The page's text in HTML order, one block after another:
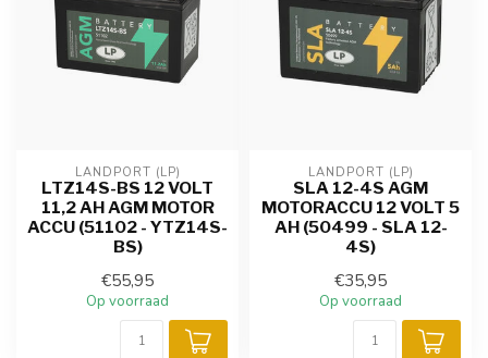
LANDPORT (LP)
LTZ14S-BS 12 VOLT
11,2 AH AGM MOTOR
ACCU (51102 - YTZ14S-
BS)
€55,95
Op voorraad
LANDPORT (LP)
SLA 12-4S AGM
MOTORACCU 12 VOLT 5
AH (50499 - SLA 12-
4S)
€35,95
Op voorraad